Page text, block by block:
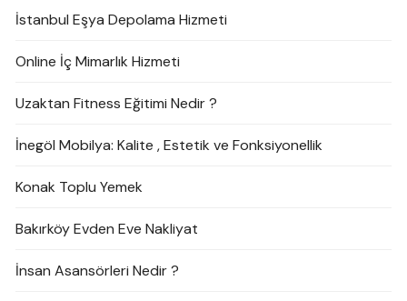
İstanbul Eşya Depolama Hizmeti
Online İç Mimarlık Hizmeti
Uzaktan Fitness Eğitimi Nedir ?
İnegöl Mobilya: Kalite , Estetik ve Fonksiyonellik
Konak Toplu Yemek
Bakırköy Evden Eve Nakliyat
İnsan Asansörleri Nedir ?